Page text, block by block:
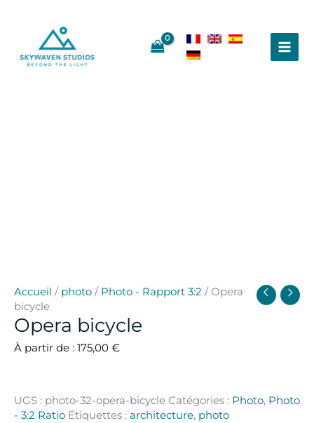
Accueil / photo / Photo - Rapport 3:2 / Opera
bicycle
Opera bicycle
À partir de : 175,00 €
UGS : photo-32-opera-bicycle Catégories : Photo, Photo
- 3:2 Ratio Étiquettes : architecture, photo